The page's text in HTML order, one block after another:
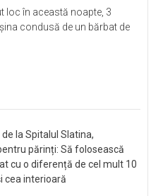
loc în această noapte, 3
condusă de un bărbat de
la Spitalul Slatina,
părinți: Să folosească
cu o diferență de cel mult 10
cea interioară